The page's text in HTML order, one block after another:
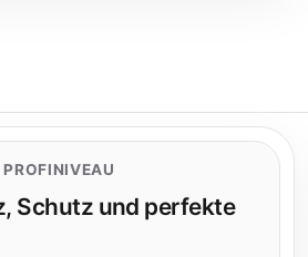
Schutz und perfekte